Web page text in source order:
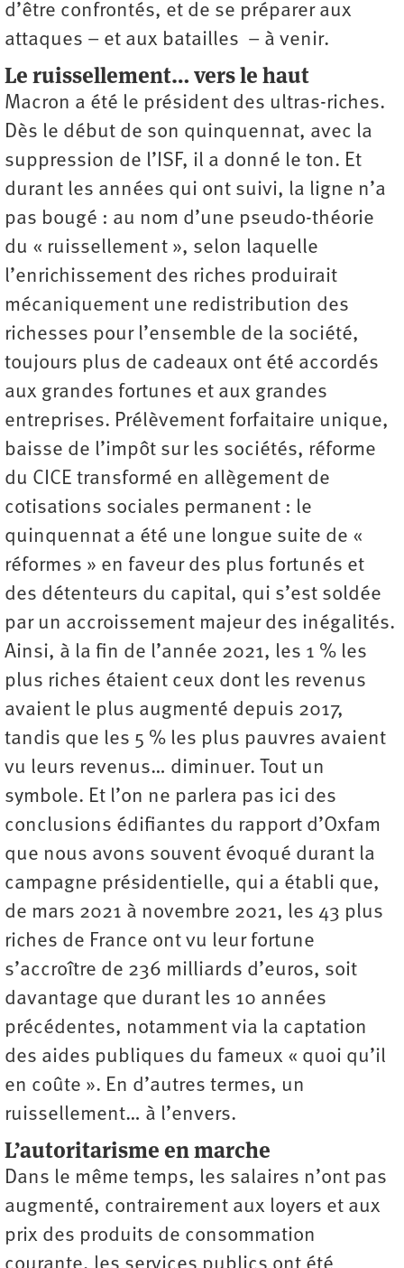
d’être confrontés, et de se préparer aux
attaques – et aux batailles – à venir.
Le ruissellement… vers le haut
Macron a été le président des ultras-riches.
Dès le début de son quinquennat, avec la
suppression de l’ISF, il a donné le ton. Et
durant les années qui ont suivi, la ligne n’a
pas bougé : au nom d’une pseudo-théorie
du « ruissellement », selon laquelle
l’enrichissement des riches produirait
mécaniquement une redistribution des
richesses pour l’ensemble de la société,
toujours plus de cadeaux ont été accordés
aux grandes fortunes et aux grandes
entreprises. Prélèvement forfaitaire unique,
baisse de l’impôt sur les sociétés, réforme
du CICE transformé en allègement de
cotisations sociales permanent : le
quinquennat a été une longue suite de «
réformes » en faveur des plus fortunés et
des détenteurs du capital, qui s’est soldée
par un accroissement majeur des inégalités.
Ainsi, à la fin de l’année 2021, les 1 % les
plus riches étaient ceux dont les revenus
avaient le plus augmenté depuis 2017,
tandis que les 5 % les plus pauvres avaient
vu leurs revenus… diminuer. Tout un
symbole. Et l’on ne parlera pas ici des
conclusions édifiantes du rapport d’Oxfam
que nous avons souvent évoqué durant la
campagne présidentielle, qui a établi que,
de mars 2021 à novembre 2021, les 43 plus
riches de France ont vu leur fortune
s’accroître de 236 milliards d’euros, soit
davantage que durant les 10 années
précédentes, notamment via la captation
des aides publiques du fameux « quoi qu’il
en coûte ». En d’autres termes, un
ruissellement… à l’envers.
L’autoritarisme en marche
Dans le même temps, les salaires n’ont pas
augmenté, contrairement aux loyers et aux
prix des produits de consommation